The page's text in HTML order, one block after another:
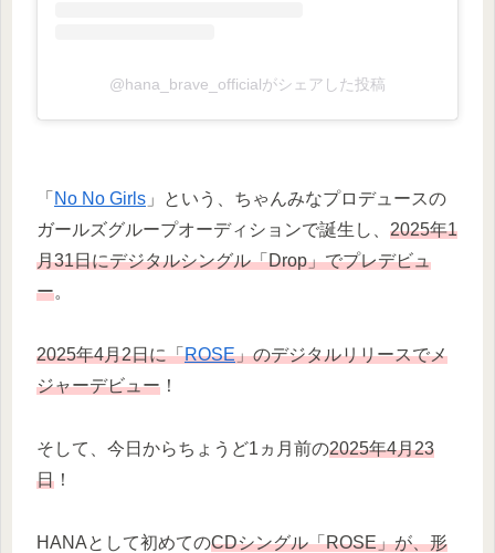
@hana_brave_officialがシェアした投稿
「 No No Girls 」という、ちゃんみなプロデュースの
ガールズグループオーディションで誕生し、 2025年1
月31日にデジタルシングル「Drop」でプレデビュ
ー。
2025年4月2日に「ROSE」のデジタルリリースでメ
ジャーデビュー ！
そして、今日からちょうど1ヵ月前の2025年4月23
日 ！
HANAとして初めてのCDシングル「ROSE」が、形